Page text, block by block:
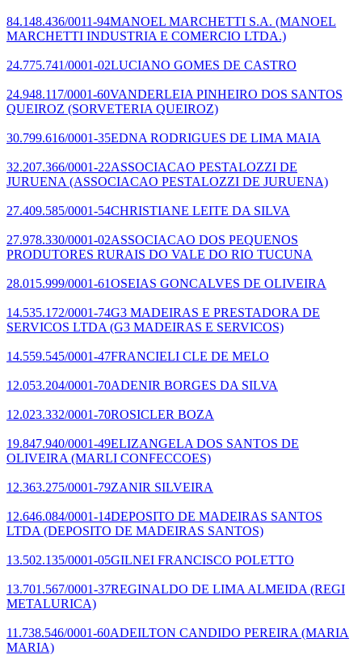
84.148.436/0011-94MANOEL MARCHETTI S.A. (MANOEL
MARCHETTI INDUSTRIA E COMERCIO LTDA.)
24.775.741/0001-02LUCIANO GOMES DE CASTRO
24.948.117/0001-60VANDERLEIA PINHEIRO DOS SANTOS
QUEIROZ (SORVETERIA QUEIROZ)
30.799.616/0001-35EDNA RODRIGUES DE LIMA MAIA
32.207.366/0001-22ASSOCIACAO PESTALOZZI DE
JURUENA (ASSOCIACAO PESTALOZZI DE JURUENA)
27.409.585/0001-54CHRISTIANE LEITE DA SILVA
27.978.330/0001-02ASSOCIACAO DOS PEQUENOS
PRODUTORES RURAIS DO VALE DO RIO TUCUNA
28.015.999/0001-61OSEIAS GONCALVES DE OLIVEIRA
14.535.172/0001-74G3 MADEIRAS E PRESTADORA DE
SERVICOS LTDA (G3 MADEIRAS E SERVICOS)
14.559.545/0001-47FRANCIELI CLE DE MELO
12.053.204/0001-70ADENIR BORGES DA SILVA
12.023.332/0001-70ROSICLER BOZA
19.847.940/0001-49ELIZANGELA DOS SANTOS DE
OLIVEIRA (MARLI CONFECCOES)
12.363.275/0001-79ZANIR SILVEIRA
12.646.084/0001-14DEPOSITO DE MADEIRAS SANTOS
LTDA (DEPOSITO DE MADEIRAS SANTOS)
13.502.135/0001-05GILNEI FRANCISCO POLETTO
13.701.567/0001-37REGINALDO DE LIMA ALMEIDA (REGI
METALURICA)
11.738.546/0001-60ADEILTON CANDIDO PEREIRA (MARIA
MARIA)